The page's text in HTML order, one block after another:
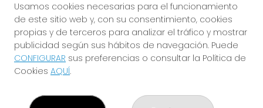
¡La Tres Loterias te desea Mucha Suerte!
¿Quiénes somos?
Usamos cookies necesarias para el funcionamiento
de este sitio web y, con su consentimiento, cookies
propias y de terceros para analizar el tráfico y mostrar
publicidad según sus hábitos de navegación. Puede
CONFIGURAR sus preferencias o consultar la Política de
Cookies AQUÍ.